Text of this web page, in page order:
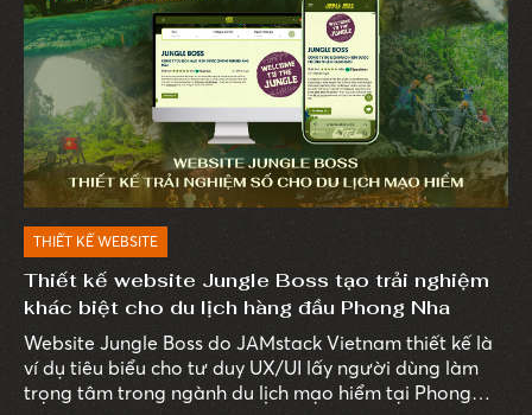
THIẾT KẾ WEBSITE
Thiết kế website Jungle Boss tạo trải nghiệm
khác biệt cho du lịch hàng đầu Phong Nha
Website Jungle Boss do JAMstack Vietnam thiết kế là
ví dụ tiêu biểu cho tư duy UX/UI lấy người dùng làm
trọng tâm trong ngành du lịch mạo hiểm tại Phong